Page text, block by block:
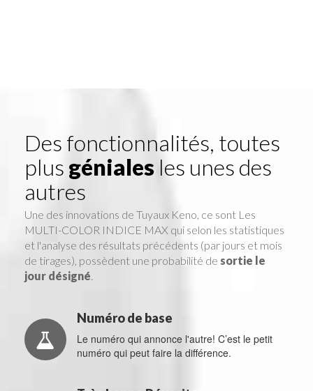
Des fonctionnalités, toutes
plus géniales les unes des
autres
Une des innovations de Tuyaux Keno, ce sont Les
MULTI-COLOR INDICE MAX qui selon les statistiques
et l'analyse des résultats précédents (par jours et mois
de tirages), possèdent une probabilité de sortie le
jour désigné.
Numéro de base
Le numéro qui annonce l'autre! C’est le petit
numéro qui peut faire la différence.